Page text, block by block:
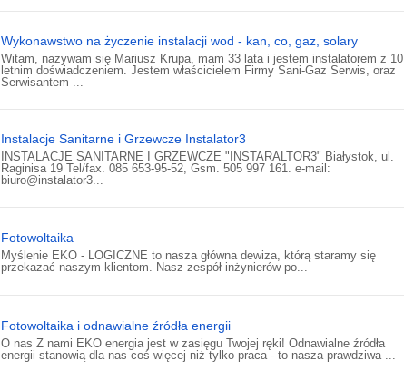
Wykonawstwo na życzenie instalacji wod - kan, co, gaz, solary
Witam, nazywam się Mariusz Krupa, mam 33 lata i jestem instalatorem z 10
letnim doświadczeniem. Jestem właścicielem Firmy Sani-Gaz Serwis, oraz
Serwisantem ...
Instalacje Sanitarne i Grzewcze Instalator3
INSTALACJE SANITARNE I GRZEWCZE "INSTARALTOR3" Białystok, ul.
Raginisa 19 Tel/fax. 085 653-95-52, Gsm. 505 997 161. e-mail:
biuro@instalator3...
Fotowoltaika
Myślenie EKO - LOGICZNE to nasza główna dewiza, którą staramy się
przekazać naszym klientom. Nasz zespół inżynierów po...
Fotowoltaika i odnawialne źródła energii
O nas Z nami EKO energia jest w zasięgu Twojej ręki! Odnawialne źródła
energii stanowią dla nas coś więcej niż tylko praca - to nasza prawdziwa ...